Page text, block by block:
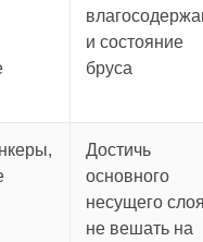
и состояние
бруса
Достичь
основного
несущего
не вешать на